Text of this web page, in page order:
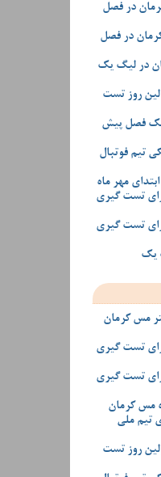
در فصل
در فصل
در لیگ یک
روز تست
یک فصل پیش
تیم فوتبال
مهر ماه
تست گیری
تست گیری
یک
مس کرمان
تست گیری
تست گیری
مس کرمان
تیم ملی
روز تست